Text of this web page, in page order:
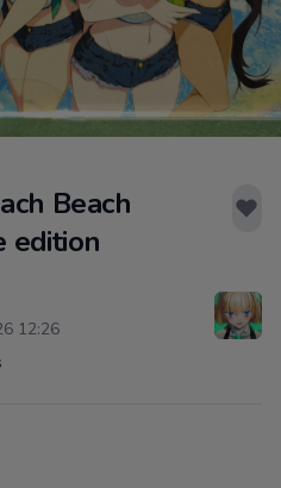
Beach
edition
12:26